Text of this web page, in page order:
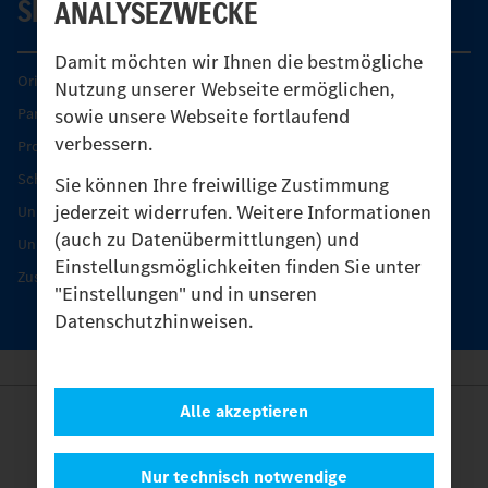
ANALYSEZWECKE
Damit möchten wir Ihnen die bestmögliche
Nutzung unserer Webseite ermöglichen,
sowie unsere Webseite fortlaufend
verbessern.
Sie können Ihre freiwillige Zustimmung
jederzeit widerrufen. Weitere Informationen
(auch zu Datenübermittlungen) und
Einstellungsmöglichkeiten finden Sie unter
"Einstellungen" und in unseren
Datenschutzhinweisen.
Nur technisch notwendige
Alle akzeptieren
SERVICE
Original-Teile
Partner finden
Produkt-Highlights
Schutz und Werterhalt
Unimog Serviceangebot
Unimog Servicetage
Zusatzleistungen
Anbieter
Rechtliche Hinweise
Kontakt